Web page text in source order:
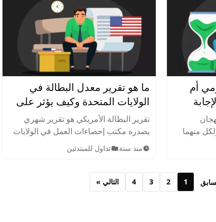
أم
منهما
على
ستسلكه
ما هو تقرير معدل البطالة في
الولايات المتحدة وكيف يؤثر على
قرارات التداول؟
تقرير البطالة الأمريكي هو تقرير شهري
يصدره مكتب إحصاءات العمل في الولايات
المتحدة، حيث يقدم هذا التقرير معلومات
حول معدلات البطالة والتغيرات في سوق
منذ سنة تداول للمبتدئين
1
2
3
4 التالي »